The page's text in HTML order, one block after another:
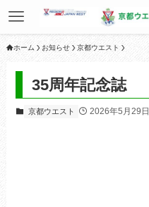
ホーム お知らせ 京都ウエスト
35周年記念誌
京都ウエスト 2026年5月29日